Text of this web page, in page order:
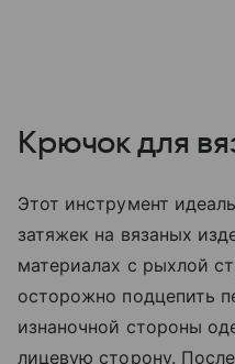
Крючок для
Этот инструмент
затяжек на вязаных
материалах с рыхлой
осторожно подцепить
изнаночной стороны
лицевую сторону.